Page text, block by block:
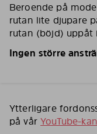
Beroende på
rutan lite djupare
rutan (böjd) uppåt
Ingen större
Ytterligare
på vårYouTube-